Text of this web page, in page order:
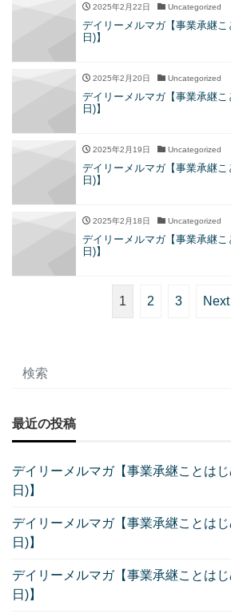
2025年2月22日 Uncategorized
デイリーメルマガ【事業承継
日)】
2025年2月20日 Uncategorized
デイリーメルマガ【事業承継
日)】
2025年2月19日 Uncategorized
デイリーメルマガ【事業承継
日)】
2025年2月18日 Uncategorized
デイリーメルマガ【事業承継
日)】
1 2 3
最近の投稿
デイリーメルマガ【事業承継ことは
日)】
デイリーメルマガ【事業承継ことは
日)】
デイリーメルマガ【事業承継ことは
日)】